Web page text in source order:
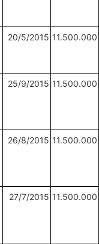
20/5/2015 11.500.000
25/9/2015 11.500.000
26/8/2015 11.500.000
27/7/2015 11.500.000